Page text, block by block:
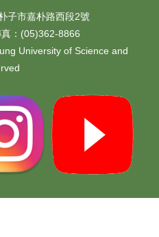
市嘉朴路西段2號
：(05)362-8866
University of Science and